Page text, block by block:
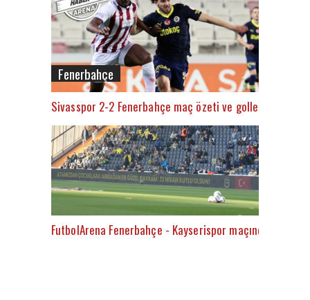
Fenerbahçe
Sivasspor 2-2 Fenerbahçe maç özeti ve golleri (İZLE)
FutbolArena Fenerbahçe - Kayserispor maçında